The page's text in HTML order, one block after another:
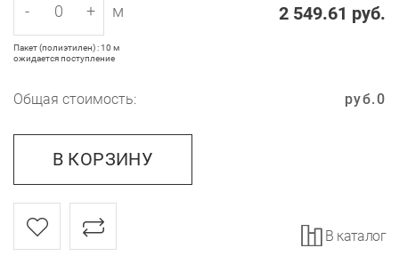
2 549.61 руб.
- + м
Пакет (полиэтилен) : 10 м
ожидается поступление
Общая стоимость: 0
руб.
В КОРЗИНУ
В каталог